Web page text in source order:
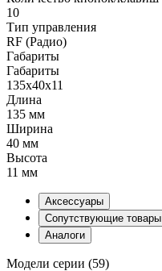
10
Тип управления
RF (Радио)
Габариты
Габариты
135x40x11
Длина
135 мм
Ширина
40 мм
Высота
11 мм
Аксессуары
Сопутствующие товары
Аналоги
Модели серии (59)